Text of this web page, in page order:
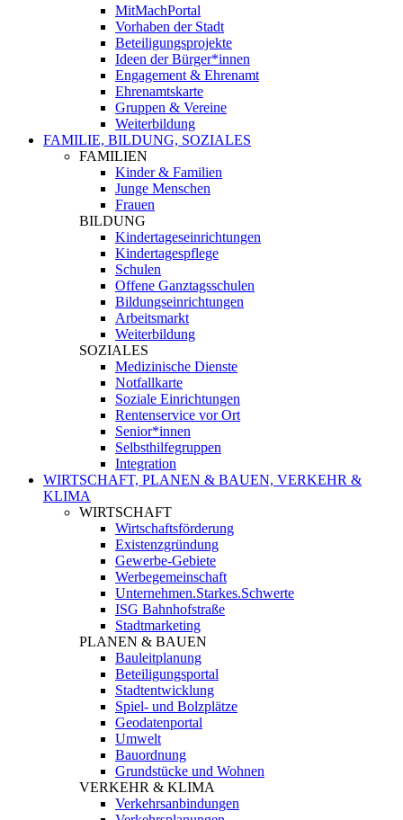
MitMachPortal
Vorhaben der Stadt
Beteiligungsprojekte
Ideen der Bürger*innen
Engagement & Ehrenamt
Ehrenamtskarte
Gruppen & Vereine
Weiterbildung
FAMILIE, BILDUNG, SOZIALES
FAMILIEN
Kinder & Familien
Junge Menschen
Frauen
BILDUNG
Kindertageseinrichtungen
Kindertagespflege
Schulen
Offene Ganztagsschulen
Bildungseinrichtungen
Arbeitsmarkt
Weiterbildung
SOZIALES
Medizinische Dienste
Notfallkarte
Soziale Einrichtungen
Rentenservice vor Ort
Senior*innen
Selbsthilfegruppen
Integration
WIRTSCHAFT, PLANEN & BAUEN, VERKEHR &
KLIMA
WIRTSCHAFT
Wirtschaftsförderung
Existenzgründung
Gewerbe-Gebiete
Werbegemeinschaft
Unternehmen.Starkes.Schwerte
ISG Bahnhofstraße
Stadtmarketing
PLANEN & BAUEN
Bauleitplanung
Beteiligungsportal
Stadtentwicklung
Spiel- und Bolzplätze
Geodatenportal
Umwelt
Bauordnung
Grundstücke und Wohnen
VERKEHR & KLIMA
Verkehrsanbindungen